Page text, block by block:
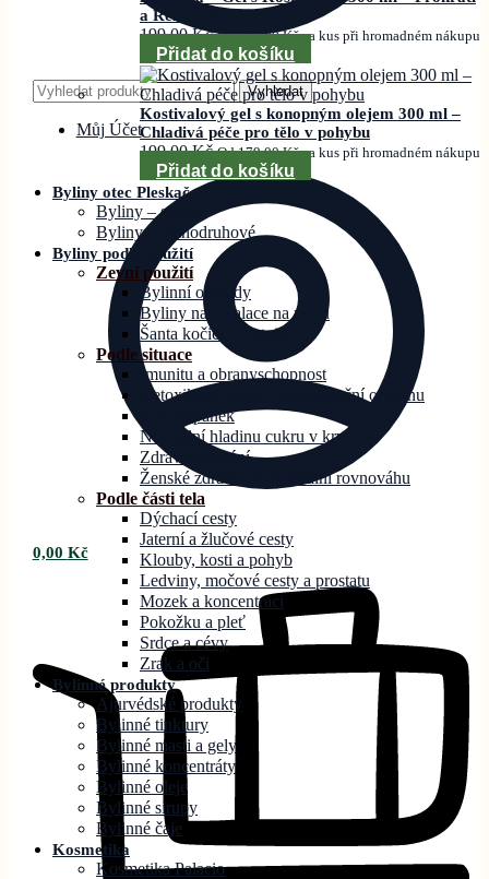
Hledat: Vyhledat
Můj Účet
0,00 Kč
a Relaxace
199,00Kč Od179,00Kčza kus při hromadném nákupu
Přidat do košíku
Kostivalový gel s konopným olejem 300 ml –
Chladivá péče pro tělo v pohybu
199,00Kč Od179,00Kčza kus při hromadném nákupu
Přidat do košíku
Byliny otec Pleskač
Byliny – směsi
Byliny – jednodruhové
Byliny podle použití
Zevní použití
Bylinní obklady
Byliny na inhalace na rýmu
Šanta kočičí – Catnip
Podle situace
Imunitu a obranyschopnost
Detoxikaci, očistu a antioxidační ochranu
Klid a spánek
Normální hladinu cukru v krvi
Zdravé zažívání
Ženské zdraví a hormonální rovnováhu
Podle části tela
Dýchací cesty
Jaterní a žlučové cesty
Klouby, kosti a pohyb
Ledviny, močové cesty a prostatu
Mozek a koncentraci
Pokožku a pleť
Srdce a cévy
Zrak a oči
Bylinné produkty
Ajurvédské produkty
Bylinné tinktury
Bylinné masti a gely
Bylinné koncentráty
Bylinné oleje
Bylinné sirupy
Bylinné čaje
Kosmetika
Kosmetika Palacio